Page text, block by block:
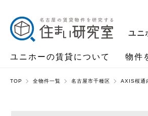
ユニ
ユニホーの賃貸について 物件
TOP 全物件一覧 名古屋市千種区 AXIS桜通